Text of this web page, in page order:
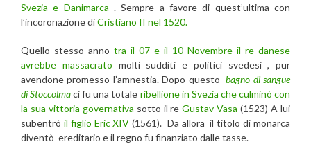
Svezia e Danimarca . Sempre a favore di quest’ultima con
l’incoronazione diCristiano II nel 1520.
Quello stesso anno tra il 07 e il 10 Novembre il re danese
avrebbe massacrato molti sudditi e politici svedesi , pur
avendone promesso l’amnestia. Dopo questobagno di sangue
di Stoccolmaci fu una totale ribellione in Svezia che culminò con
la sua vittoria governativa sotto il reGustav Vasa (1523) A lui
subentrò il figlio Eric XIV (1561). Da allora il titolo di monarca
diventò ereditario e il regno fu finanziato dalle tasse.